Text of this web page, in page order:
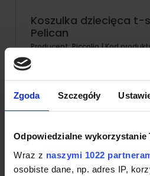
Zgoda Szczegóły
Odpowiedzialne wykorzystanie
Wraz z naszymi 1022
osobiste dane, np. adres IP,
Koszulka dziecięca t-
Pelican
Producent:Piccolio| Kod
Koszulka dziecięcia Malfini o
Piccolio. Koszulka wykonana w
szwy boczne oraz dekolt
Skład: 100% bawełna
Znakowanie od:5szt.